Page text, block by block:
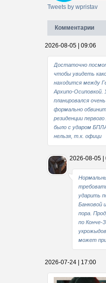
Tweets by wpristav
Комментарии
2026-08-05 | 09:06
Достаточно
чтобы увидеть
находится между
Архипо-Осиповкой.
планировался
формально
резиденции
было с ударом
нельзя, т.к. офици
2026-08-05 |
ударить
Банковой
пора.
по Конче-
может
2026-07-24 | 17:00